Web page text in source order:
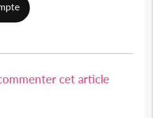
cet article